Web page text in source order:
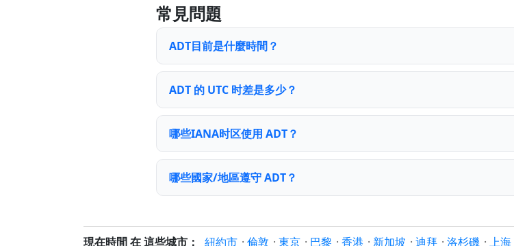
常見問題
ADT目前是什麼時間？
ADT 的 UTC 时差是多少？
哪些IANA时区使用 ADT？
哪些國家/地區遵守 ADT？
現在時間 在 這些城市： 紐約市 · 倫敦 · 東京 · 巴黎 · 香港 · 新加坡 · 迪拜 · 洛杉磯 · 上海